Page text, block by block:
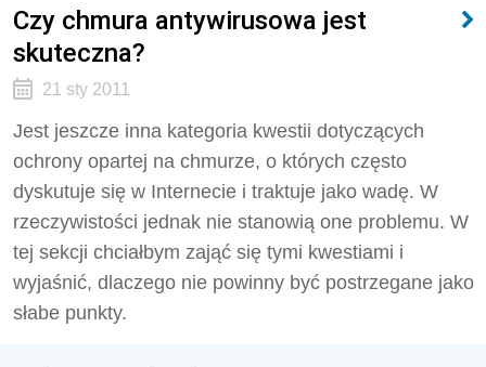
Czy chmura antywirusowa jest
skuteczna?
21 sty 2011
Jest jeszcze inna kategoria kwestii dotyczących
ochrony opartej na chmurze, o których często
dyskutuje się w Internecie i traktuje jako wadę. W
rzeczywistości jednak nie stanowią one problemu. W
tej sekcji chciałbym zająć się tymi kwestiami i
wyjaśnić, dlaczego nie powinny być postrzegane jako
słabe punkty.